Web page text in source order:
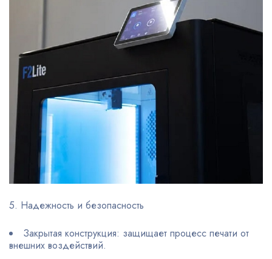
5. Надежность и безопасность
Закрытая конструкция: защищает процесс печати от
внешних воздействий.